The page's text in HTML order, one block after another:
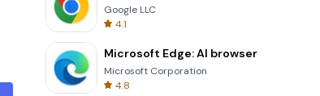
Google LLC
4.1
Microsoft Edge: AI browser
Microsoft Corporation
4.8